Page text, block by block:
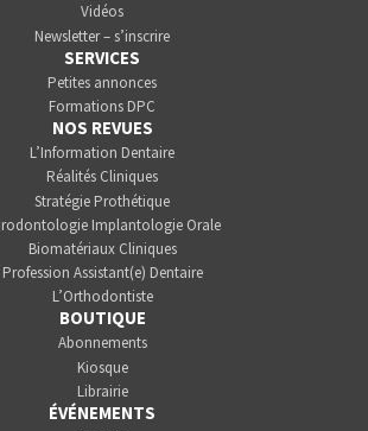
Vidéos
Newsletter – s’inscrire
SERVICES
Petites annonces
Formations DPC
NOS REVUES
L’Information Dentaire
Réalités Cliniques
Stratégie Prothétique
Implantologie Orale
Biomatériaux Cliniques
Profession Assistant(e) Dentaire
L’Orthodontiste
BOUTIQUE
Abonnements
Kiosque
Librairie
ÉVÉNEMENTS